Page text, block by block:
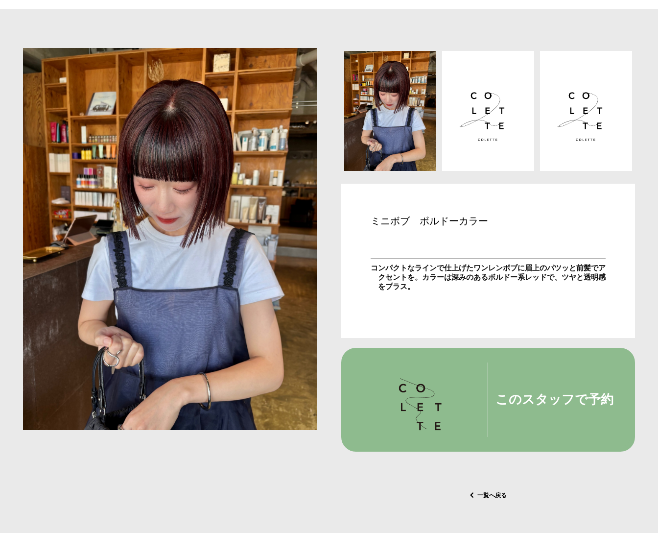
フレンドシップ
お問い合わせ
ミニボブ ボルドーカラー
コンパクトなラインで仕上げたワンレンボブに眉上のパツッと前髪でア
クセントを。カラーは深みのあるボルドー系レッドで、ツヤと透明感
をプラス。
このスタッフで予約
一覧へ戻る